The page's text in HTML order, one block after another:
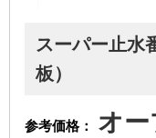
スーパー止水
板）
参考価格： オ